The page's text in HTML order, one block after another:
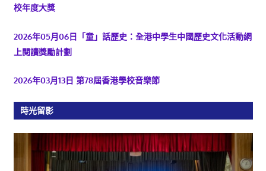
校年度大獎
2026年05月06日「童」話歷史：全港中學生中國歷史文化活動網
上閱讀獎勵計劃
2026年03月13日 第78屆香港學校音樂節
時光留影